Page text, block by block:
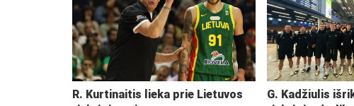
R. Kurtinaitis lieka prie Lietuvos
G. Kadžiulis